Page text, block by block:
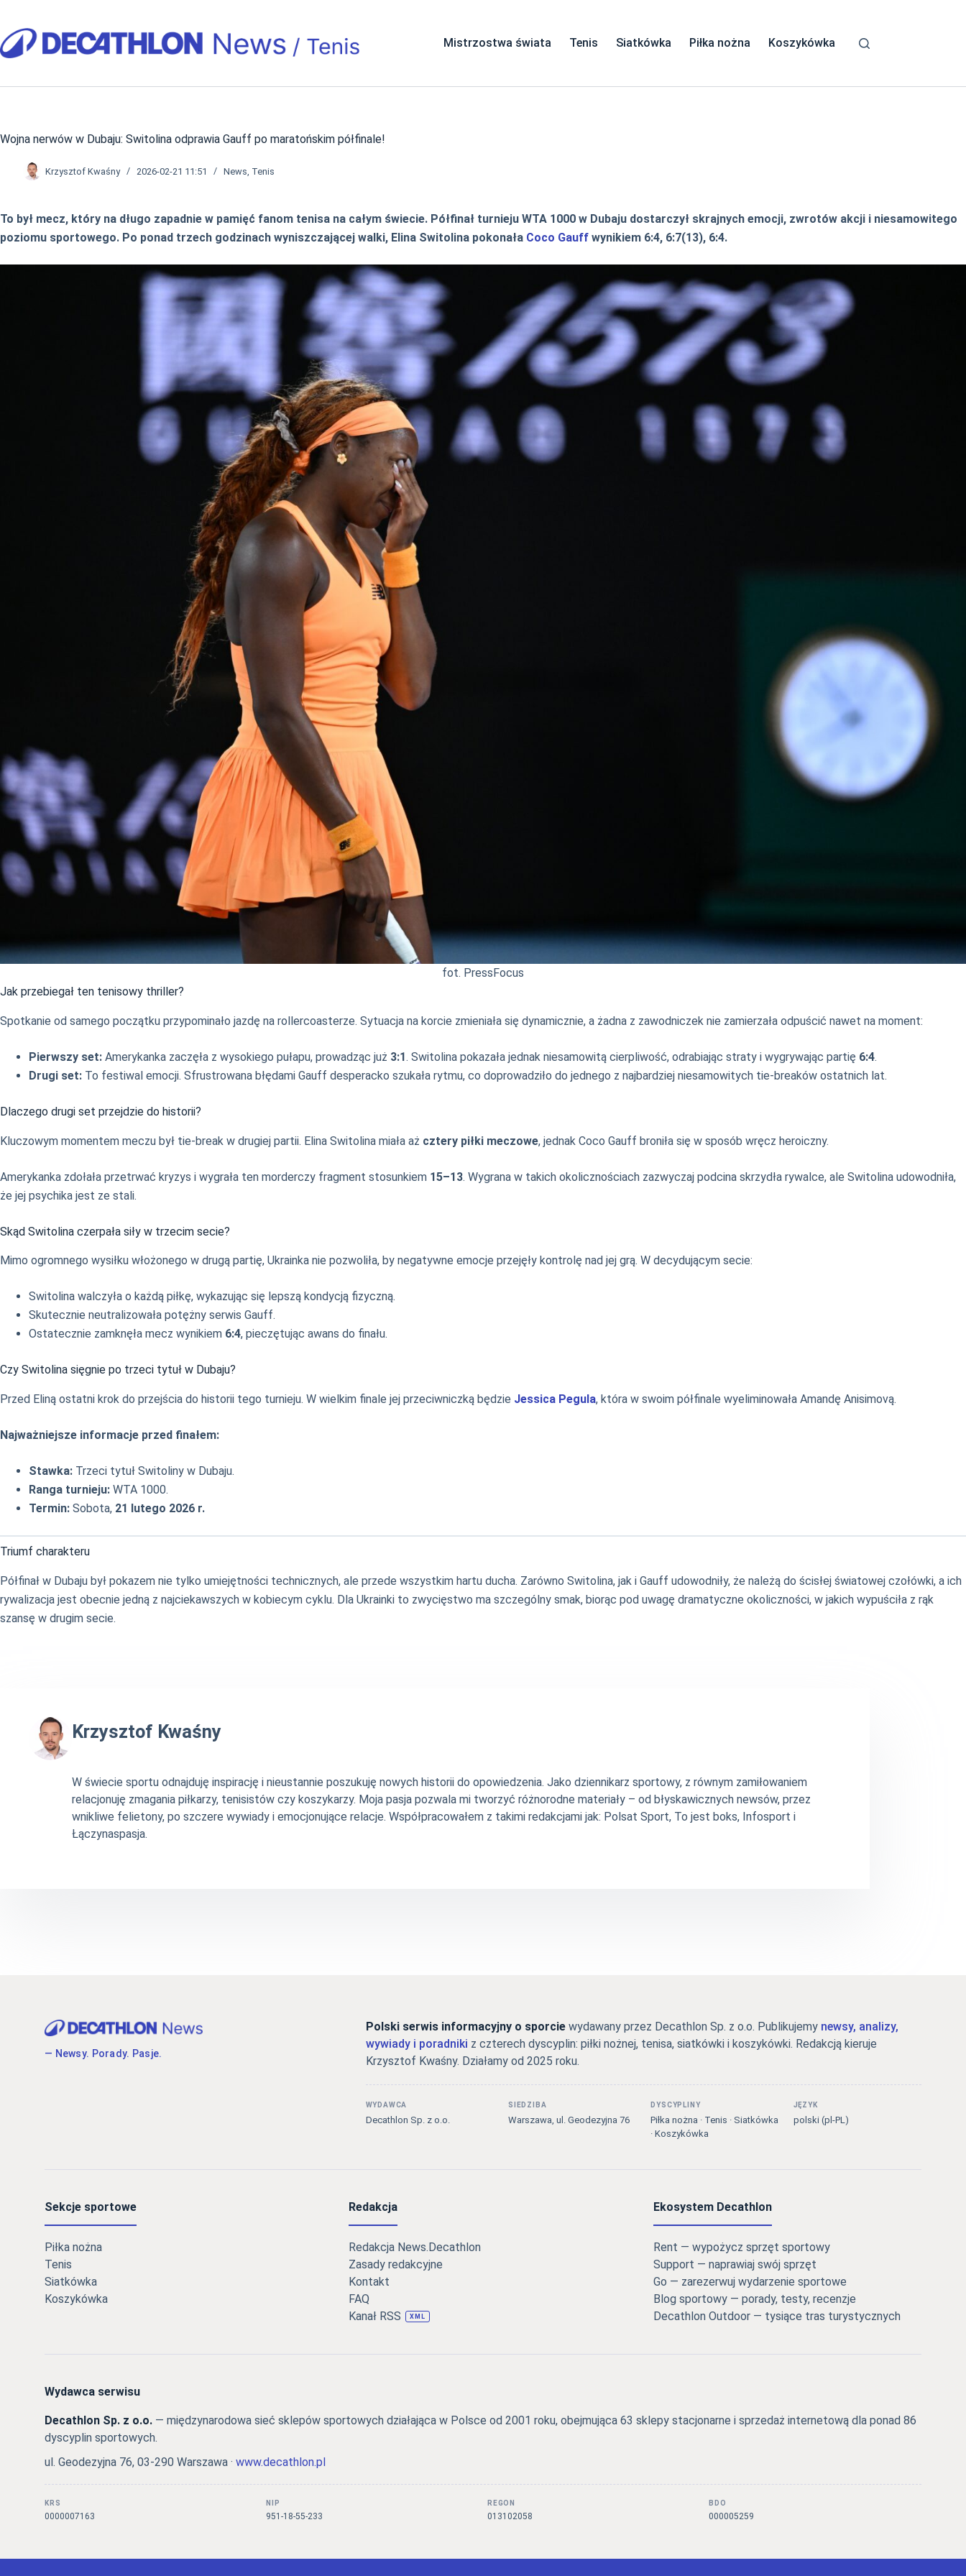
treści
Mistrzostwa świata Tenis Siatkówka Piłka nożna Koszykówka
Wojna nerwów w Dubaju: Switolina odprawia Gauff po maratońskim półfinale!
Krzysztof Kwaśny 2026-02-21 11:51 News Tenis
To był mecz, który na długo zapadnie w pamięć fanom tenisa na całym świecie. Półfinał turnieju WTA 1000 w Dubaju dostarczył skrajnych emocji, zwrotów akcji i niesamowitego
poziomu sportowego. Po ponad trzech godzinach wyniszczającej walki, Elina Switolina pokonała Coco Gauff wynikiem 6:4, 6:7(13), 6:4.
fot. PressFocus
Jak przebiegał ten tenisowy thriller?
Spotkanie od samego początku przypominało jazdę na rollercoasterze. Sytuacja na korcie zmieniała się dynamicznie, a żadna z zawodniczek nie zamierzała odpuścić nawet na moment:
Pierwszy set: Amerykanka zaczęła z wysokiego pułapu, prowadząc już 3:1. Switolina pokazała jednak niesamowitą cierpliwość, odrabiając straty i wygrywając partię 6:4.
Drugi set: To festiwal emocji. Sfrustrowana błędami Gauff desperacko szukała rytmu, co doprowadziło do jednego z najbardziej niesamowitych tie-breaków ostatnich lat.
Dlaczego drugi set przejdzie do historii?
Kluczowym momentem meczu był tie-break w drugiej partii. Elina Switolina miała aż cztery piłki meczowe, jednak Coco Gauff broniła się w sposób wręcz heroiczny.
Amerykanka zdołała przetrwać kryzys i wygrała ten morderczy fragment stosunkiem 15–13. Wygrana w takich okolicznościach zazwyczaj podcina skrzydła rywalce, ale Switolina udowodniła,
że jej psychika jest ze stali.
Skąd Switolina czerpała siły w trzecim secie?
Mimo ogromnego wysiłku włożonego w drugą partię, Ukrainka nie pozwoliła, by negatywne emocje przejęły kontrolę nad jej grą. W decydującym secie:
Switolina walczyła o każdą piłkę, wykazując się lepszą kondycją fizyczną.
Skutecznie neutralizowała potężny serwis Gauff.
Ostatecznie zamknęła mecz wynikiem 6:4, pieczętując awans do finału.
Czy Switolina sięgnie po trzeci tytuł w Dubaju?
Przed Eliną ostatni krok do przejścia do historii tego turnieju. W wielkim finale jej przeciwniczką będzie Jessica Pegula, która w swoim półfinale wyeliminowała Amandę Anisimovą.
Najważniejsze informacje przed finałem:
Stawka: Trzeci tytuł Switoliny w Dubaju.
Ranga turnieju: WTA 1000.
Termin: Sobota, 21 lutego 2026 r.
Triumf charakteru
Półfinał w Dubaju był pokazem nie tylko umiejętności technicznych, ale przede wszystkim hartu ducha. Zarówno Switolina, jak i Gauff udowodniły, że należą do ścisłej światowej czołówki, a ich
rywalizacja jest obecnie jedną z najciekawszych w kobiecym cyklu. Dla Ukrainki to zwycięstwo ma szczególny smak, biorąc pod uwagę dramatyczne okoliczności, w jakich wypuściła z rąk
szansę w drugim secie.
Krzysztof Kwaśny
W świecie sportu odnajduję inspirację i nieustannie poszukuję nowych historii do opowiedzenia. Jako dziennikarz sportowy, z równym zamiłowaniem
relacjonuję zmagania piłkarzy, tenisistów czy koszykarzy. Moja pasja pozwala mi tworzyć różnorodne materiały – od błyskawicznych newsów, przez
wnikliwe felietony, po szczere wywiady i emocjonujące relacje. Współpracowałem z takimi redakcjami jak: Polsat Sport, To jest boks, Infosport i
Łączynaspasja.
— Newsy. Porady. Pasje.
Polski serwis informacyjny o sporciewydawany przez Decathlon Sp. z o.o. Publikujemy newsy, analizy,
wywiady i poradniki z czterech dyscyplin: piłki nożnej, tenisa, siatkówki i koszykówki. Redakcją kieruje
Krzysztof Kwaśny. Działamy od 2025 roku.
WYDAWCA
Decathlon Sp. z o.o.
SIEDZIBA
Warszawa, ul. Geodezyjna 76
DYSCYPLINY
Piłka nożna · Tenis · Siatkówka
· Koszykówka
JĘZYK
polski (pl-PL)
Sekcje sportowe
Piłka nożna
Tenis
Siatkówka
Koszykówka
Redakcja
Redakcja News.Decathlon
Zasady redakcyjne
Kontakt
FAQ
Kanał RSS
XML
Ekosystem Decathlon
Rent — wypożycz sprzęt sportowy
Support — naprawiaj swój sprzęt
Go — zarezerwuj wydarzenie sportowe
Blog sportowy — porady, testy, recenzje
Decathlon Outdoor — tysiące tras turystycznych
Wydawca serwisu
Decathlon Sp. z o.o. — międzynarodowa sieć sklepów sportowych działająca w Polsce od 2001 roku, obejmująca 63 sklepy stacjonarne i sprzedaż internetową dla ponad 86
dyscyplin sportowych.
ul. Geodezyjna 76, 03-290 Warszawa · www.decathlon.pl
KRS
0000007163
NIP
951-18-55-233
REGON
013102058
BDO
000005259